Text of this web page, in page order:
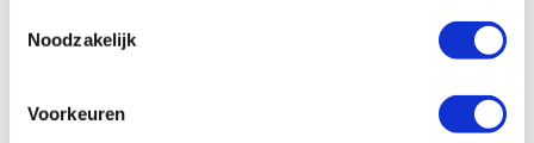
Noodzakelijk
Voorkeuren